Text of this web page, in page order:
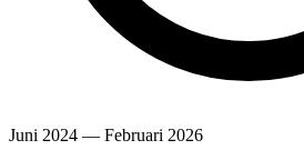
Juni 2024 — Februari 2026